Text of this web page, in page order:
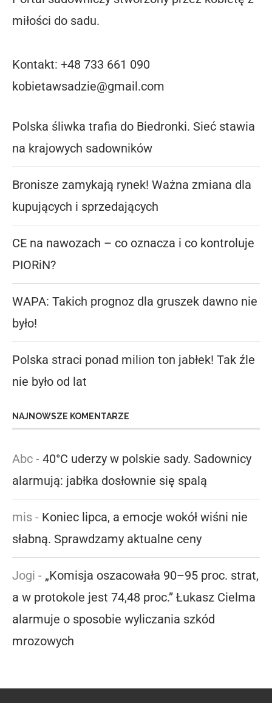
miłości do sadu.
Kontakt: +48 733 661 090
kobietawsadzie@gmail.com
Polska śliwka trafia do Biedronki. Sieć stawia
na krajowych sadowników
Bronisze zamykają rynek! Ważna zmiana dla
kupujących i sprzedających
CE na nawozach – co oznacza i co kontroluje
PIORiN?
WAPA: Takich prognoz dla gruszek dawno nie
było!
Polska straci ponad milion ton jabłek! Tak źle
nie było od lat
NAJNOWSZE KOMENTARZE
Abc - 40°C uderzy w polskie sady. Sadownicy
alarmują: jabłka dosłownie się spalą
mis - Koniec lipca, a emocje wokół wiśni nie
słabną. Sprawdzamy aktualne ceny
Jogi - „Komisja oszacowała 90–95 proc. strat,
a w protokole jest 74,48 proc.” Łukasz Cielma
alarmuje o sposobie wyliczania szkód
mrozowych